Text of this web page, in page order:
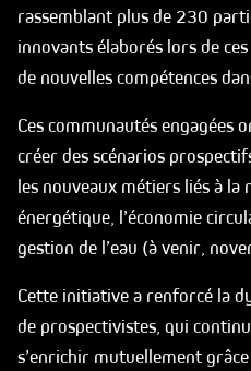
rassemblant plus de 230
innovants élaborés lors de
de nouvelles compétences
Ces communautés engagées
créer des scénarios
les nouveaux métiers liés à la
énergétique, l’économie
gestion de l’eau (à venir,
Cette initiative a renforcé la
de prospectivistes, qui
s’enrichir mutuellement grâce